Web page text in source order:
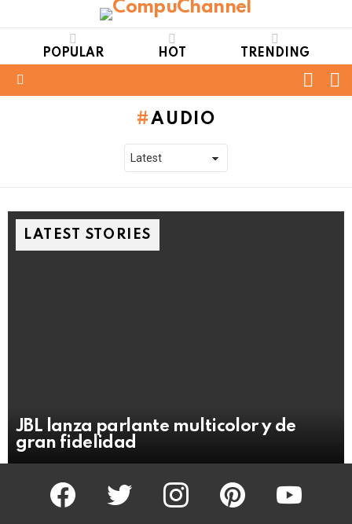
POPULAR HOT TRENDING
AUDIO
LATEST STORIES
JBL lanza parlante multicolor y de
gran fidelidad
facebook twitter instagram pinterest youtube